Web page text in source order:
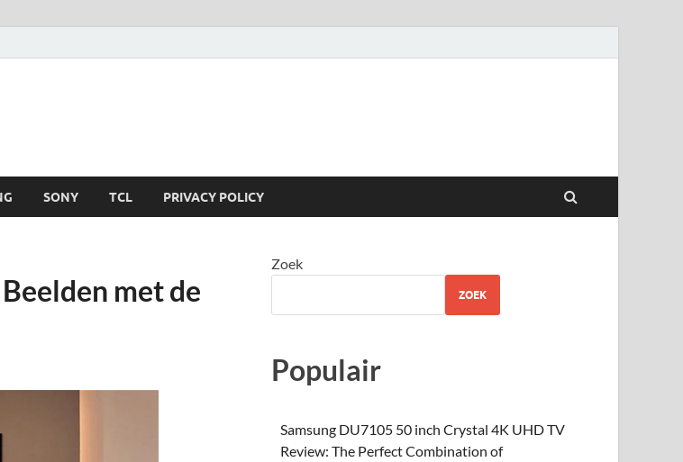
SONY TCL PRIVACY POLICY
met de
Zoek
ZOEK
Populair
Samsung DU7105 50 inch Crystal 4K UHD TV
Review: The Perfect Combination of